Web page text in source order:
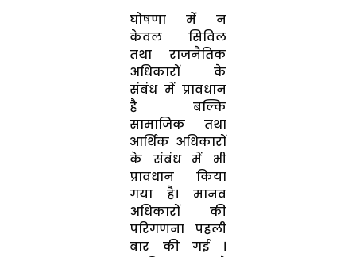
घोषणा में न
केवल सिविल
तथा राजनैतिक
अधिकारों के
संबंध में प्रावधान
है बल्कि
सामाजिक तथा
आर्थिक अधिकारों
के संबंध में भी
प्रावधान किया
गया है। मानव
अधिकारों की
परिगणना पहली
बार की गई ।